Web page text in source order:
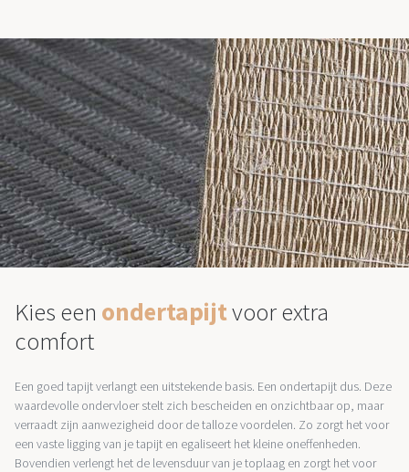
Kies een ondertapijtvoor extra
comfort
Een goed tapijt verlangt een uitstekende basis. Een ondertapijt dus. Deze
waardevolle ondervloer stelt zich bescheiden en onzichtbaar op, maar
verraadt zijn aanwezigheid door de talloze voordelen. Zo zorgt het voor
een vaste ligging van je tapijt en egaliseert het kleine oneffenheden.
Bovendien verlengt het de levensduur van je toplaag en zorgt het voor